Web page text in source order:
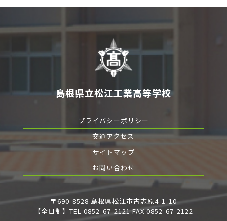
島根県立松江工業高等学校
プライバシーポリシー
交通アクセス
サイトマップ
お問い合わせ
〒690-8528 島根県松江市古志原4-1-10
【全日制】TEL 0852-67-2121 FAX 0852-67-2122